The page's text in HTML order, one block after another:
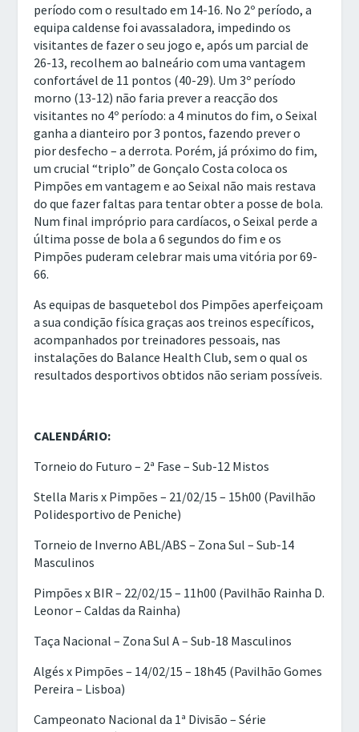
período com o resultado em 14-16. No 2º período, a
equipa caldense foi avassaladora, impedindo os
visitantes de fazer o seu jogo e, após um parcial de
26-13, recolhem ao balneário com uma vantagem
confortável de 11 pontos (40-29). Um 3º período
morno (13-12) não faria prever a reacção dos
visitantes no 4º período: a 4 minutos do fim, o Seixal
ganha a dianteiro por 3 pontos, fazendo prever o
pior desfecho – a derrota. Porém, já próximo do fim,
um crucial “triplo” de Gonçalo Costa coloca os
Pimpões em vantagem e ao Seixal não mais restava
do que fazer faltas para tentar obter a posse de bola.
Num final impróprio para cardíacos, o Seixal perde a
última posse de bola a 6 segundos do fim e os
Pimpões puderam celebrar mais uma vitória por 69-
66.
As equipas de basquetebol dos Pimpões aperfeiçoam
a sua condição física graças aos treinos específicos,
acompanhados por treinadores pessoais, nas
instalações do Balance Health Club, sem o qual os
resultados desportivos obtidos não seriam possíveis.
CALENDÁRIO:
Torneio do Futuro – 2ª Fase – Sub-12 Mistos
Stella Maris x Pimpões – 21/02/15 – 15h00 (Pavilhão
Polidesportivo de Peniche)
Torneio de Inverno ABL/ABS – Zona Sul – Sub-14
Masculinos
Pimpões x BIR – 22/02/15 – 11h00 (Pavilhão Rainha D.
Leonor – Caldas da Rainha)
Taça Nacional – Zona Sul A – Sub-18 Masculinos
Algés x Pimpões – 14/02/15 – 18h45 (Pavilhão Gomes
Pereira – Lisboa)
Campeonato Nacional da 1ª Divisão – Série